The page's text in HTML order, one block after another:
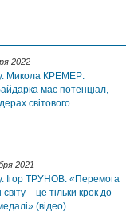
2022
Микола КРЕМЕР:
має потенціал,
світового
2021
Ігор ТРУНОВ: «Перемога
– це тільки крок до
(відео)